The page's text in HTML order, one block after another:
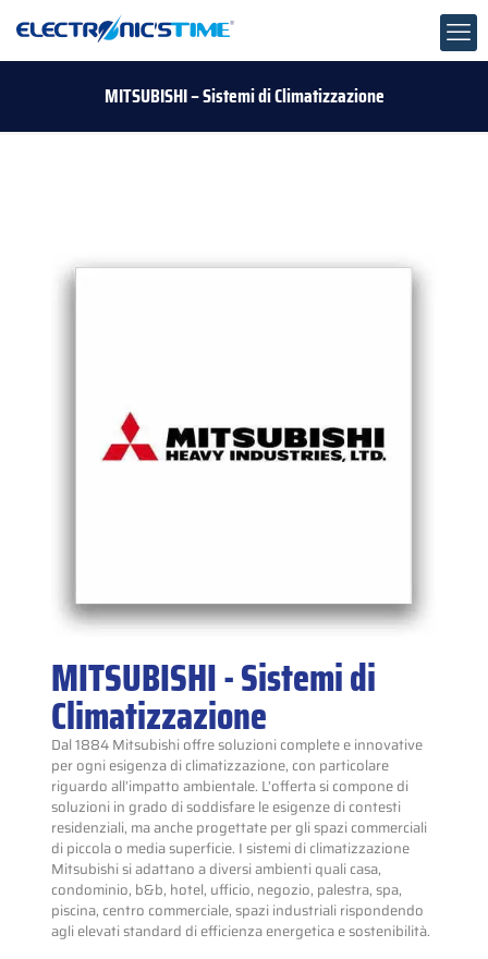
MITSUBISHI – Sistemi di Climatizzazione
MITSUBISHI - Sistemi di
Climatizzazione
Dal 1884 Mitsubishi offre soluzioni complete e innovative
per ogni esigenza di climatizzazione, con particolare
riguardo all’impatto ambientale. L’offerta si compone di
soluzioni in grado di soddisfare le esigenze di contesti
residenziali, ma anche progettate per gli spazi commerciali
di piccola o media superficie. I sistemi di climatizzazione
Mitsubishi si adattano a diversi ambienti quali casa,
condominio, b&b, hotel, ufficio, negozio, palestra, spa,
piscina, centro commerciale, spazi industriali rispondendo
agli elevati standard di efficienza energetica e sostenibilità.